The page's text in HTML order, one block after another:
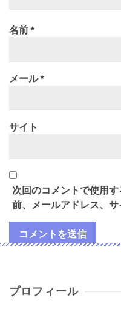
名前*
メール*
サイト
次回のコメントで使用
前、メールアドレス、サ
プロフィール